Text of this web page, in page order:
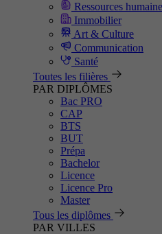
Ressources
Immobilier
Art & Culture
Communication
Santé
Toutes les filières
PAR DIPLÔMES
Bac PRO
CAP
BTS
BUT
Prépa
Bachelor
Licence
Licence Pro
Master
Tous les diplômes
PAR VILLES